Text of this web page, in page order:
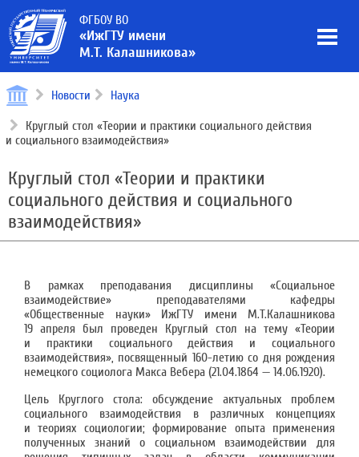
ФГБОУ ВО
«ИжГТУ имени
М.Т. Калашникова»
Новости Наука
Круглый стол «Теории и практики социального действия
и социального взаимодействия»
Круглый стол «Теории и практики
социального действия и социального
взаимодействия»
В рамках преподавания дисциплины «Социальное
взаимодействие» преподавателями кафедры
«Общественные науки» ИжГТУ имени М.Т.Калашникова
19 апреля был проведен Круглый стол на тему «Теории
и практики социального действия и социального
взаимодействия», посвященный 160-летию со дня рождения
немецкого социолога Макса Вебера (21.04.1864 — 14.06.1920).
Цель Круглого стола: обсуждение актуальных проблем
социального взаимодействия в различных концепциях
и теориях социологии; формирование опыта применения
полученных знаний о социальном взаимодействии для